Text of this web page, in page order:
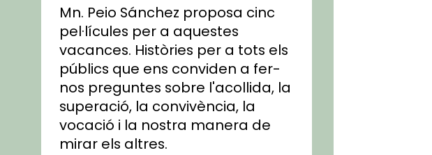
Mn. Peio Sánchez proposa cinc
pel·lícules per a aquestes
vacances. Històries per a tots els
públics que ens conviden a fer-
nos preguntes sobre l'acollida, la
superació, la convivència, la
vocació i la nostra manera de
mirar els altres.